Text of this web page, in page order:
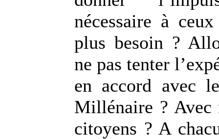
nécessaire à
plus besoin ?
ne pas tenter
en accord avec
Millénaire ? Avec
citoyens ? A